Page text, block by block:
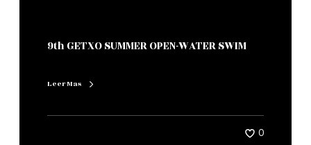
9th GETXO SUMMER OPEN-WATER SWIM
Leer Mas
0